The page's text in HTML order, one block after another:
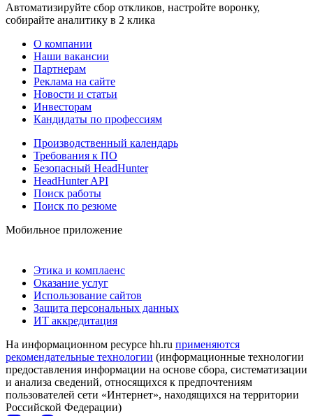
Автоматизируйте сбор откликов, настройте воронку,
собирайте аналитику в 2 клика
О компании
Наши вакансии
Партнерам
Реклама на сайте
Новости и статьи
Инвесторам
Кандидаты по профессиям
Производственный календарь
Требования к ПО
Безопасный HeadHunter
HeadHunter API
Поиск работы
Поиск по резюме
Мобильное приложение
Этика и комплаенс
Оказание услуг
Использование сайтов
Защита персональных данных
ИТ аккредитация
На информационном ресурсе hh.ru применяются
рекомендательные технологии (информационные технологии
предоставления информации на основе сбора, систематизации
и анализа сведений, относящихся к предпочтениям
пользователей сети «Интернет», находящихся на территории
Российской Федерации)